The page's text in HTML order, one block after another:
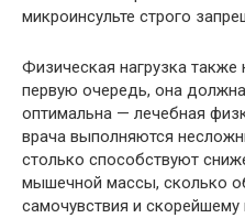
микроинсульте строго
Физическая нагрузка
первую очередь, она
оптимальна — лечебная
врача выполняются
столько способствуют
мышечной массы, сколько
самочувствия и